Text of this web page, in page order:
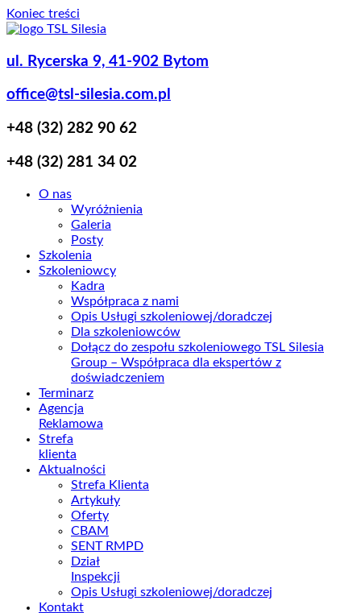
Koniec treści
ul. Rycerska 9, 41-902 Bytom
office@tsl-silesia.com.pl
+48 (32) 282 90 62
+48 (32) 281 34 02
O nas
Wyróżnienia
Galeria
Posty
Szkolenia
Szkoleniowcy
Kadra
Współpraca z nami
Opis Usługi szkoleniowej/doradczej
Dla szkoleniowców
Dołącz do zespołu szkoleniowego TSL Silesia
Group – Współpraca dla ekspertów z
doświadczeniem
Terminarz
Agencja
Reklamowa
Strefa
klienta
Aktualności
Strefa Klienta
Artykuły
Oferty
CBAM
SENT RMPD
Dział
Inspekcji
Opis Usługi szkoleniowej/doradczej
Kontakt